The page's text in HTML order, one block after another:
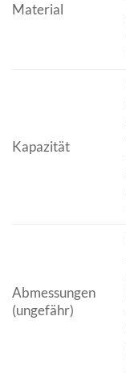
Material
Kapazität
Abmessungen
(ungefähr)